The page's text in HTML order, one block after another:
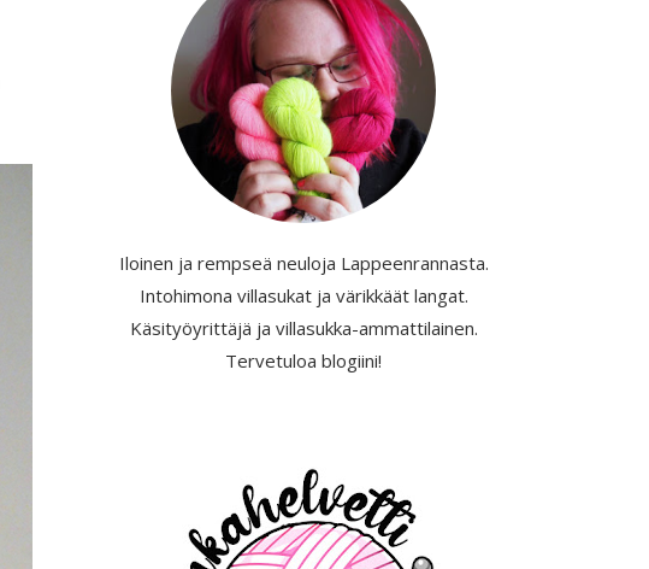
Iloinen ja rempseä neuloja Lappeenrannasta.
Intohimona villasukat ja värikkäät langat.
Käsityöyrittäjä ja villasukka-ammattilainen.
Tervetuloa blogiini!